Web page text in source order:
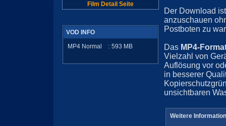
Film Detail Seite
VOD INFO
MP4 Normal
: 593 MB
Der Download
anzuschauen
Postboten zu
Das MP4-
Vielzahl von
Auflösung vor
in besserer
unsichtbaren
Weitere